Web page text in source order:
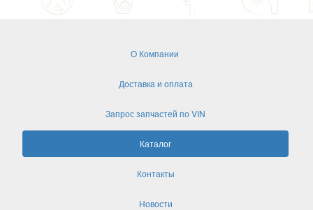
О Компании
Доставка и оплата
Запрос запчастей по VIN
Каталог
Контакты
Новости